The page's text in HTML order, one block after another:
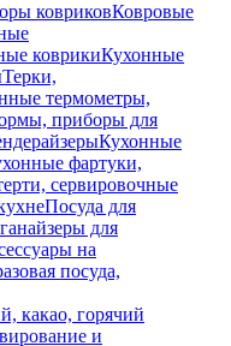
ковриковКовровые
коврикиКухонные
Терки,
термометры,
приборы для
Кухонные
фартуки,
сервировочные
Посуда для
для
на
посуда,
какао, горячий
и